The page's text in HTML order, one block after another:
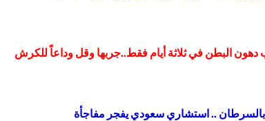
البطن في ثلاثة أيام فقط..جربها وقل وداعاً للكرش
.. استشاري سعودي يفجر مفاجأة